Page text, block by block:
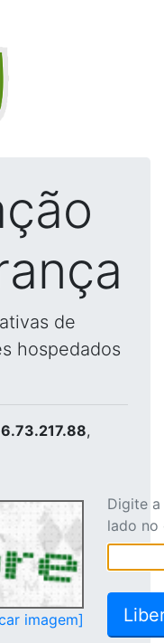
de
hospedados
,
imagem]
Digite
lado no